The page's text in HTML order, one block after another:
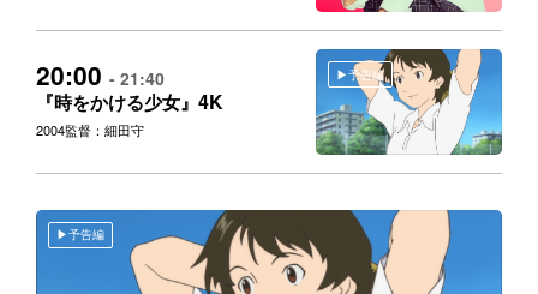
予告編
20:00 - 21:40
『時をかける少女』 4K
2004監督：細田守
予告編